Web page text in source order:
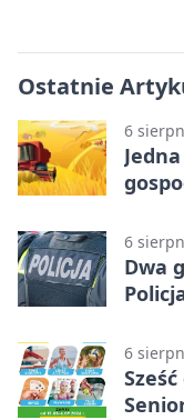
Ostatnie
6
6
Dwa
6